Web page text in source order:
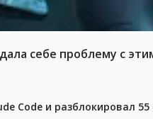
себе проблему с
Code и разблокировал